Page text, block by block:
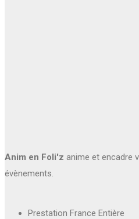
Anim en Foli'z anime et encadre
évènements.
Prestation France Entière